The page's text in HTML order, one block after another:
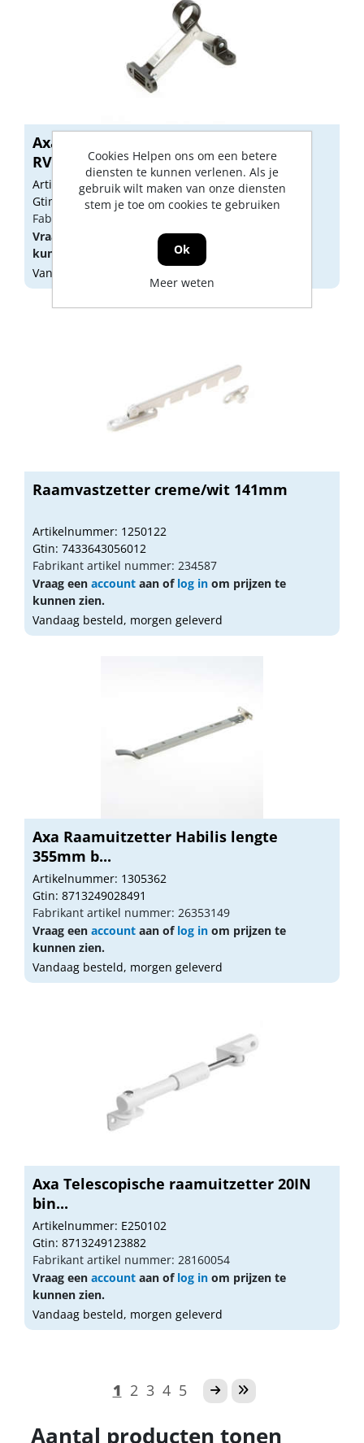
Axa Combi raamuitzetter Axafix klein
RVS...
Artikelnummer: 1305106
Gtin: 8713249072432
Fabrikant artikel nummer: 24885081E
Vraag een
aan oflog in
kunnen zien.
Vandaag besteld, morgen geleverd
Raamvastzetter creme/wit 141mm
Artikelnummer: 1250122
Gtin: 7433643056012
Fabrikant artikel nummer: 234587
Vraag een account aan of log in om prijzen te
kunnen zien.
Vandaag besteld, morgen geleverd
Axa Raamuitzetter Habilis lengte
355mm b...
Artikelnummer: 1305362
Gtin: 8713249028491
Fabrikant artikel nummer: 26353149
Vraag een account aan of log in om prijzen te
kunnen zien.
Vandaag besteld, morgen geleverd
Axa Telescopische raamuitzetter 20IN
bin...
Artikelnummer: E250102
Gtin: 8713249123882
Fabrikant artikel nummer: 28160054
Vraag een account aan of log in om prijzen te
kunnen zien.
Vandaag besteld, morgen geleverd
1 2 3 4 5
Aantal producten tonen
Cookies Helpen ons om een betere
diensten te kunnen verlenen. Als je
gebruik wilt maken van onze diensten
stem je toe om cookies te gebruiken
Ok
Meer weten